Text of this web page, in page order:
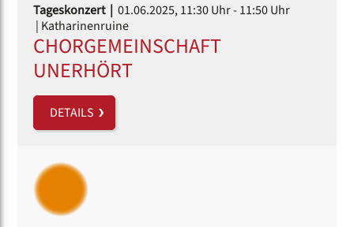
Tageskonzert | 01.06.2025, 11:30 Uhr- 11:50 Uhr
| Katharinenruine
CHORGEMEINSCHAFT
UNERHÖRT
DETAILS